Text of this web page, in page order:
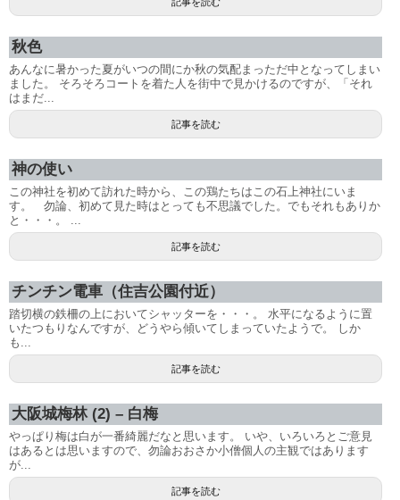
秋色
あんなに暑かった夏がいつの間にか秋の気配まっただ中となってしまい
ました。 そろそろコートを着た人を街中で見かけるのですが、「それ
はまだ...
記事を読む
神の使い
この神社を初めて訪れた時から、この鶏たちはこの石上神社にいま
す。 勿論、初めて見た時はとっても不思議でした。でもそれもありか
と・・・。 ...
記事を読む
チンチン電車（住吉公園付近）
踏切横の鉄柵の上においてシャッターを・・・。 水平になるように置
いたつもりなんですが、どうやら傾いてしまっていたようで。 しか
も...
記事を読む
大阪城梅林 (2) – 白梅
やっぱり梅は白が一番綺麗だなと思います。 いや、いろいろとご意見
はあるとは思いますので、勿論おおさか小僧個人の主観ではあります
が...
記事を読む